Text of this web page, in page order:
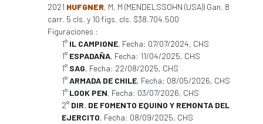
2021 HUFGNER, M, M (MENDELSSOHN (USA)) Gan. 8
carr. 5 cls. y 10 figs. cls. $38.704.500
Figuraciones :
1° IL CAMPIONE, Fecha: 07/07/2024, CHS
1° ESPADAÑA, Fecha: 11/04/2025, CHS
1° SAG, Fecha: 22/08/2025, CHS
1°ARMADA DE CHILE, Fecha: 08/05/2026, CHS
1° LOOK PEN, Fecha: 03/07/2026, CHS
2° DIR. DE FOMENTO EQUINO Y REMONTA DEL
EJERCITO, Fecha: 08/09/2025, CHS